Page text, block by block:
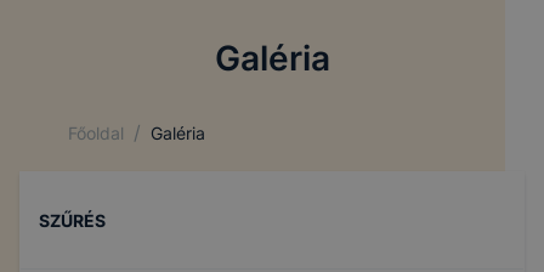
Galéria
Főoldal / Galéria
SZŰRÉS